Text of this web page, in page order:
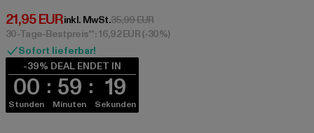
21,95 EUR
Derzeitiger Preis: 21,95 EUR
inkl. MwSt.35,99 EURAktionspreis: 35,99 EUR
30-Tage-Bestpreis**: 16,92 EUR(-30%)
Sofort lieferbar!
-39% DEAL ENDET IN
00
Stunden
59
Minuten
19
Sekunden